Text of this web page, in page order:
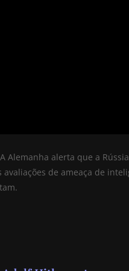
Alemanha alerta que a
de ameaça de